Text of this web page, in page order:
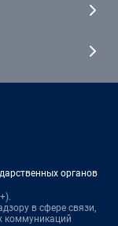
органов
в сфере связи,
коммуникаций